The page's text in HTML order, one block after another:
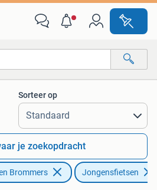
afstanden…
Sorteer op
je zoekopdracht
Brommers Jongensfietsen